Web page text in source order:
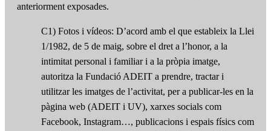
anteriorment exposades.
C1) Fotos i vídeos: D’acord amb el que estableix la Llei
1/1982, de 5 de maig, sobre el dret a l’honor, a la
intimitat personal i familiar i a la pròpia imatge,
autoritza la Fundació ADEIT a prendre, tractar i
utilitzar les imatges de l’activitat, per a publicar-les en la
pàgina web (ADEIT i UV), xarxes socials com
Facebook, Instagram…, publicacions i espais físics com